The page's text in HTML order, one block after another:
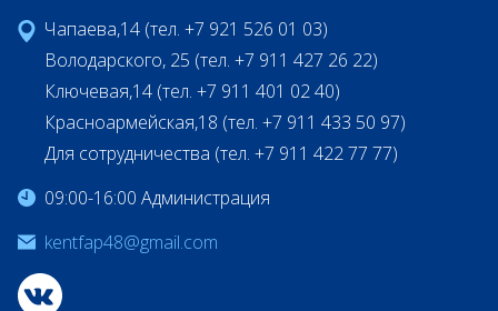
Чапаева,14 (тел. +7 921 526 01 03)
Володарского, 25 (тел. +7 911 427 26 22)
Ключевая,14 (тел. +7 911 401 02 40)
Красноармейская,18 (тел. +7 911 433 50 97)
Для сотрудничества (тел. +7 911 422 77 77)
09:00-16:00 Администрация
kentfap48@gmail.com